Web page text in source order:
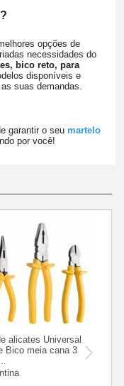
opções de
necessidades do
bico reto, para
disponíveis e
suas demandas.
garantir o seu martelo
por você!
alicates Universal
Bico meia cana 3